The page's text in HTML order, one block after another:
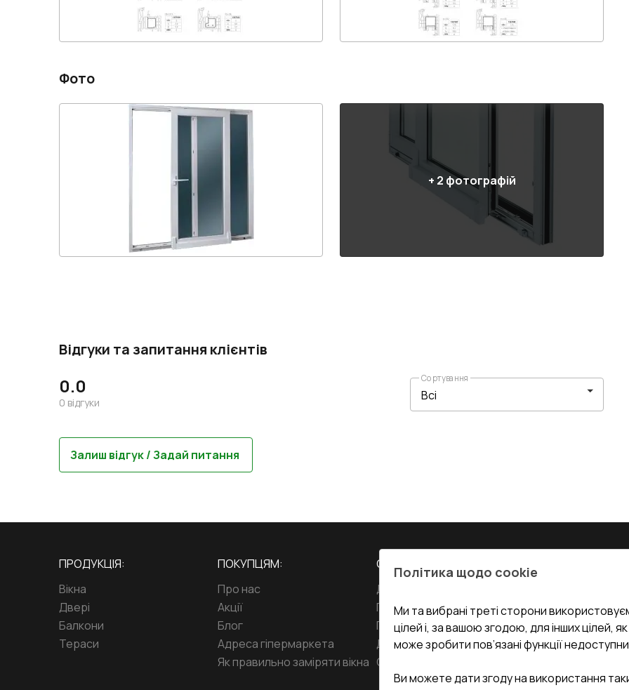
Фото
+ 2 фотографій
Відгуки та запитання клієнтів
0.0
0 відгуки
Сортування
Залиш відгук / Задай питання
ПРОДУКЦІЯ:
Вікна
Двері
Балкони
Тераси
ПОКУПЦЯМ:
Про нас
Акції
Блог
Адреса гіпермаркета
Як правильно заміряти вікна
СЕРВІС ТА ОБЛУГОВУВАННЯ:
Доставка і Оплата
Гарантія та Сервіс
Повернення товару
Договір публічної оферти
Співпраця з нами
Політика щодо cookie
Ми та вибрані треті сторони
цілей і, за вашою згодою, для інших цілей,
може зробити пов’язані функції
Ви можете дати згоду на використання